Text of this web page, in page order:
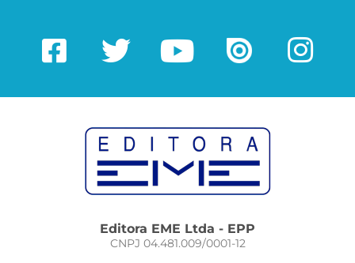
Editora EME Ltda - EPP
CNPJ 04.481.009/0001-12